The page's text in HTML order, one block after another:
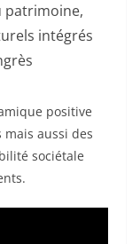
patrimoine,
intégrés
positive
aussi des
sociétale